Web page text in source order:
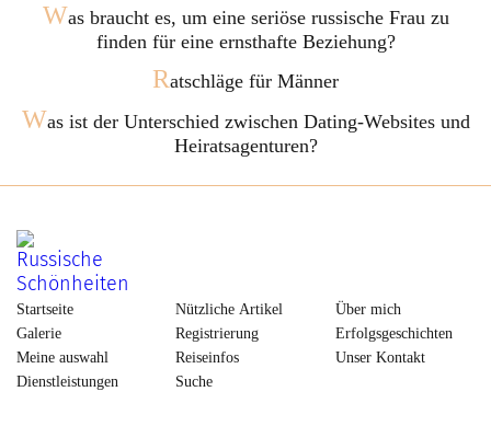
Was braucht es, um eine seriöse russische Frau zu
finden für eine ernsthafte Beziehung?
Ratschläge für Männer
Was ist der Unterschied zwischen Dating-Websites und
Heiratsagenturen?
Startseite
Galerie
Meine auswahl
Dienstleistungen
Nützliche Artikel
Registrierung
Reiseinfos
Suche
Über mich
Erfolgsgeschichten
Unser Kontakt